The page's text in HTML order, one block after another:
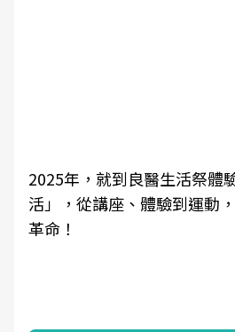
2025年，就到良醫生活祭體
活」，從講座、體驗到運動
革命！